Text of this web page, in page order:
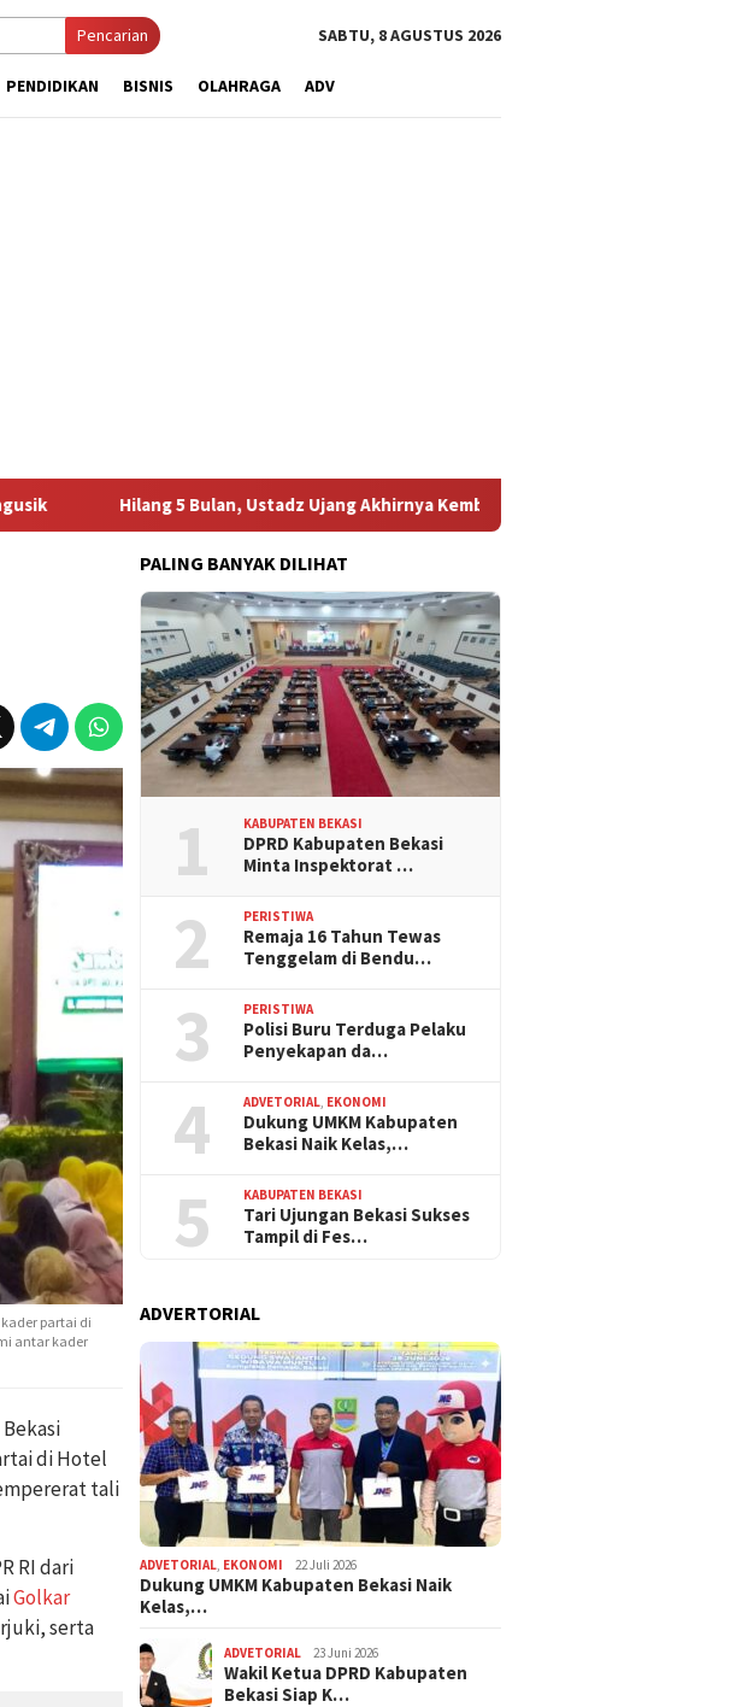
Pencarian SABTU, 8 AGUSTUS 2026
PENDIDIKAN BISNIS OLAHRAGA ADV
5 Bulan, Ustadz Ujang Akhirnya Kembali Melihat Motor Kesayangannya
partai di
antar kader
di Hotel
tali
RI dari
Golkar
serta
PALING BANYAK DILIHAT
1 KABUPATEN BEKASI
DPRD Kabupaten Bekasi
Minta Inspektorat …
2 PERISTIWA
Remaja 16 Tahun Tewas
Tenggelam di Bendu…
3 PERISTIWA
Polisi Buru Terduga Pelaku
Penyekapan da…
4 ADVETORIAL EKONOMI
Dukung UMKM Kabupaten
Bekasi Naik Kelas,…
5 KABUPATEN BEKASI
Tari Ujungan Bekasi Sukses
Tampil di Fes…
ADVERTORIAL
ADVETORIAL EKONOMI 22 Juli 2026
Dukung UMKM Kabupaten Bekasi Naik
Kelas,…
ADVETORIAL 23 Juni 2026
Wakil Ketua DPRD Kabupaten
Bekasi Siap K…